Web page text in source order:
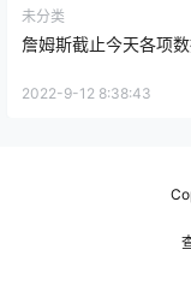
未分类
詹姆斯截止今天各项
2022-9-12 8:38:43